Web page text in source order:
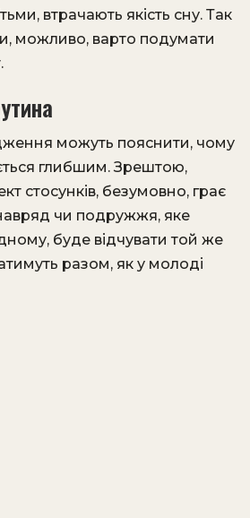
втрачають якість сну. Так
можливо, варто подумати
можуть пояснити, чому
глибшим. Зрештою,
стосунків, безумовно, грає
чи подружжя, яке
буде відчувати той же
разом, як у молоді